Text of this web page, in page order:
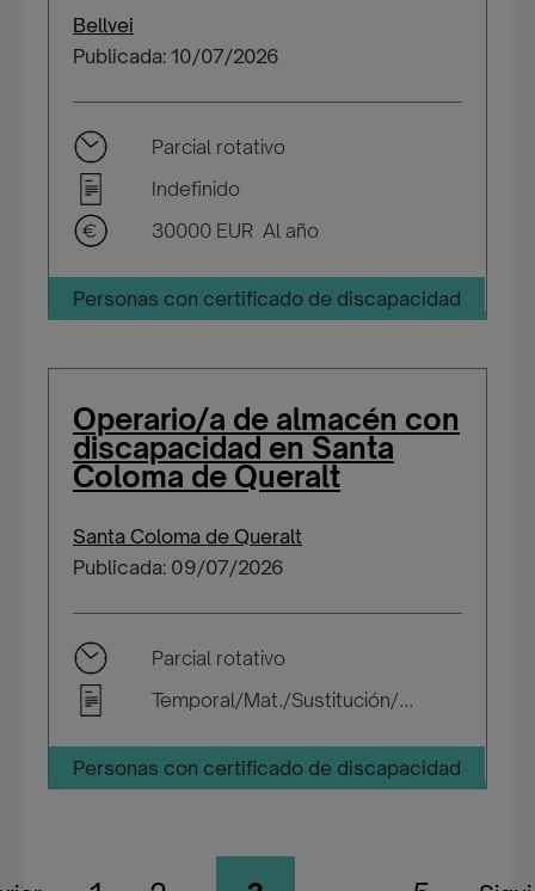
Bellvei
Publicada: 10/07/2026
Parcial rotativo
Indefinido
30000 EUR Al año
Personas con certificado de discapacidad
Operario/a de almacén con
discapacidad en Santa
Coloma de Queralt
Santa Coloma de Queralt
Publicada: 09/07/2026
Parcial rotativo
Temporal/Mat./Sustitución/...
Personas con certificado de discapacidad